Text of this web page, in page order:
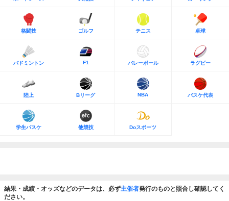
格闘技 ゴルフ テニス 卓球
バドミントン F1 バレーボール ラグビー
陸上 Bリーグ NBA バスケ代表
学生バスケ 他競技 Doスポーツ
結果・成績・オッズなどのデータは、必ず主催者発行のものと照合し確認してく
ださい。